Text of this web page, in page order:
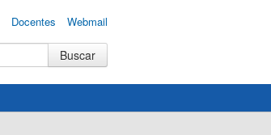
Docentes Webmail